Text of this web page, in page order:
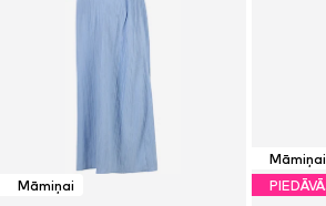
Māmiņai
Māmiņai